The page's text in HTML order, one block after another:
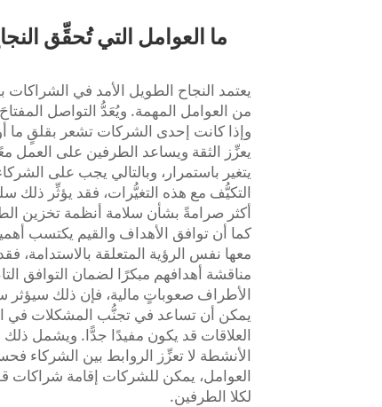
من العوامل المهمة. ويُعَدُّ التواصل
وإذا كانت إحدى الشركات تشعر بقلقٍ ما
يعزِّز الثقة ويساعد الطرفين على العمل
يتغير باستمرار، وبالتالي يجب على
التكيُّف مع هذه التغيُّرات، فقد يؤثِّر ذلك
أكثر صرامةً بشأن سلامة أنظمة تخزين
معها نفس الرؤية المتعلقة
مناقشة أهدافهم مبكرًا لضمان التوافق
الأطراف صعوباتٍ مالية، فإن ذلك سيؤثر
يمكن أن تساعد في تجنُّب المشكلات في
العلاقات قد يكون مفيدًا جدًّا. ويشمل ذلك
الأنشطة لا تعزِّز الروابط بين
العوامل، يمكن للشركات إقامة شراكات
لكلا الطرفين.